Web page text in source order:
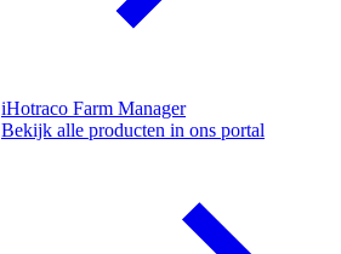
iHotraco Farm Manager
Bekijk alle producten in ons portal